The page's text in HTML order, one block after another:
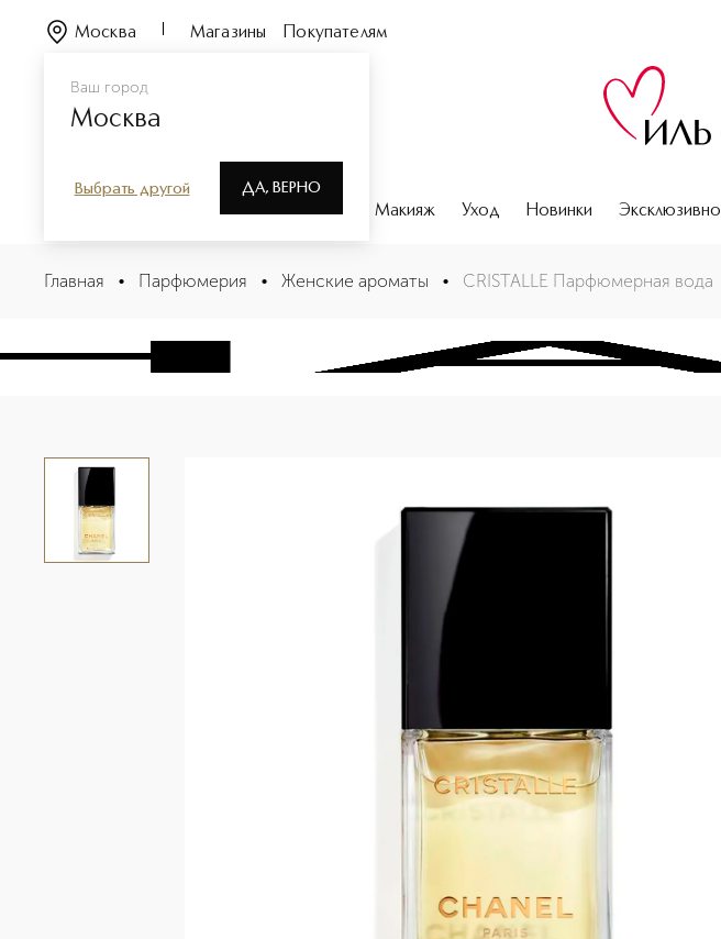
Ваш город
Москва
Выбрать другой ДА, ВЕРНО
Москва Магазины Покупателям
Парфюмерия Макияж Уход Новинки Эксклюзивно
CRISTALLE Парфюмерная вода
Главная • Парфюмерия • Женские ароматы • CRISTALLE Парфюмерная вода